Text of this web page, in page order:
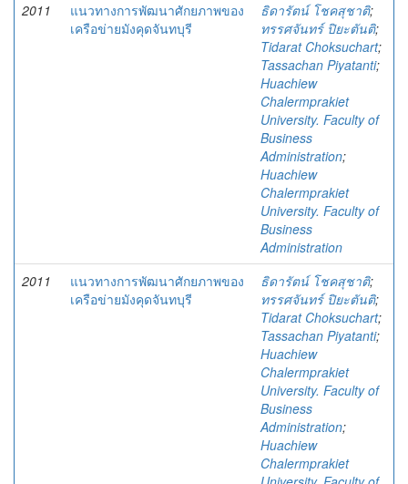
2011
แนวทางการพัฒนาศักยภาพของ
เครือข่ายมังคุดจันทบุรี
ธิดารัตน์ โชคสุชาติ;
ทรรศจันทร์ ปิยะตันติ;
Tidarat Choksuchart;
Tassachan Piyatanti;
Huachiew
Chalermprakiet
University. Faculty of
Business
Administration;
Huachiew
Chalermprakiet
University. Faculty of
Business
Administration
2011
แนวทางการพัฒนาศักยภาพของ
เครือข่ายมังคุดจันทบุรี
ธิดารัตน์ โชคสุชาติ;
ทรรศจันทร์ ปิยะตันติ;
Tidarat Choksuchart;
Tassachan Piyatanti;
Huachiew
Chalermprakiet
University. Faculty of
Business
Administration;
Huachiew
Chalermprakiet